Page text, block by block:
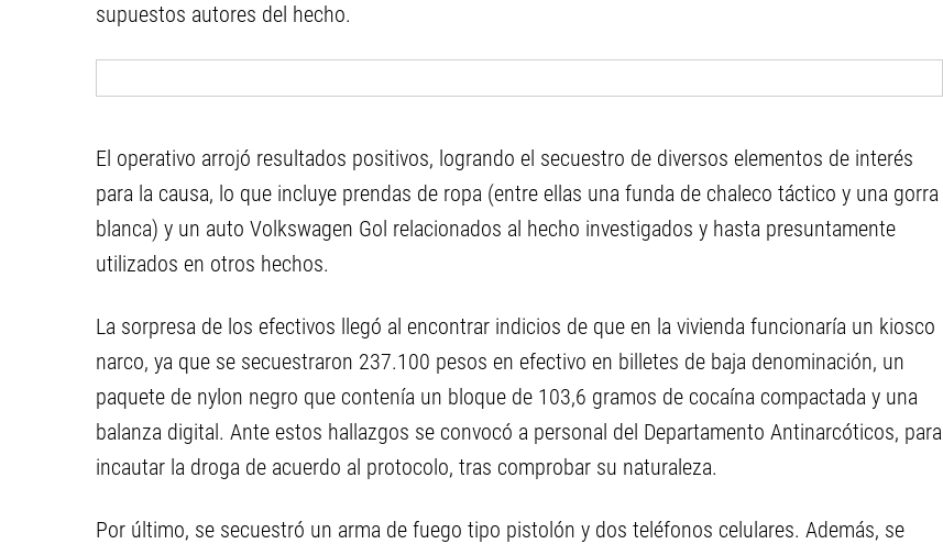
supuestos autores del hecho.
El operativo arrojó resultados positivos, logrando el secuestro de diversos elementos de interés
para la causa, lo que incluye prendas de ropa (entre ellas una funda de chaleco táctico y una gorra
blanca) y un auto Volkswagen Gol relacionados al hecho investigados y hasta presuntamente
utilizados en otros hechos.
La sorpresa de los efectivos llegó al encontrar indicios de que en la vivienda funcionaría un kiosco
narco, ya que se secuestraron 237.100 pesos en efectivo en billetes de baja denominación, un
paquete de nylon negro que contenía un bloque de 103,6 gramos de cocaína compactada y una
balanza digital. Ante estos hallazgos se convocó a personal del Departamento Antinarcóticos, para
incautar la droga de acuerdo al protocolo, tras comprobar su naturaleza.
Por último, se secuestró un arma de fuego tipo pistolón y dos teléfonos celulares. Además, se